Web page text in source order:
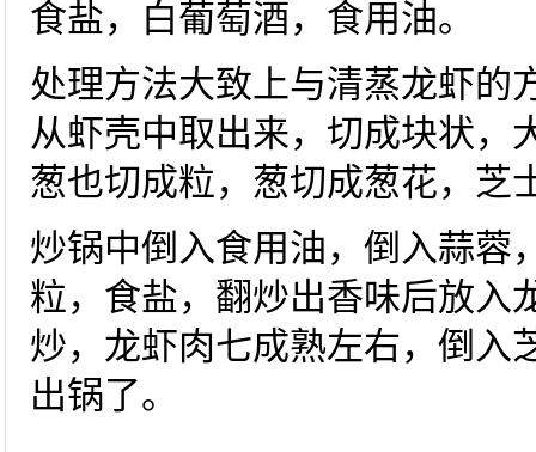
食盐，白葡萄酒，食用油。
处理方法大致上与清蒸龙虾的
从虾壳中取出来，切成块状，
葱也切成粒，葱切成葱花，芝
炒锅中倒入食用油，倒入蒜蓉
粒，食盐，翻炒出香味后放入
炒，龙虾肉七成熟左右，倒入
出锅了。